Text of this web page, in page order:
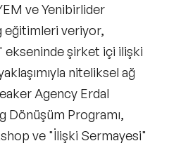
ve Yenibirlider
eğitimleri veriyor,
şirket içi ilişki
niteliksel ağ
Agency Erdal
Dönüşüm Programı,
ve "İlişki Sermayesi"